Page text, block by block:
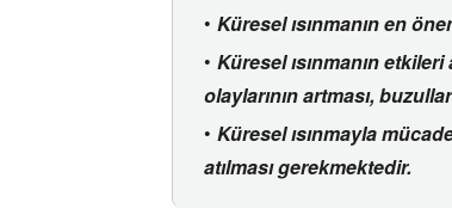
Küresel ısınmanın en
Küresel ısınmanın
olaylarının artması,
Küresel ısınmayla
atılması gerekmektedir.